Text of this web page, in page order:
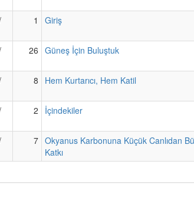
1 Giriş
26 Güneş İçin Buluştuk
8 Hem Kurtarıcı, Hem Katil
2 İçindekiler
7 Okyanus Karbonuna Küçük Canlıdan
Katkı